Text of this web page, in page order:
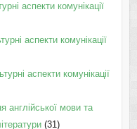
аспекти комунікації
аспекти комунікації
аспекти комунікації
англійської мови та
(31)